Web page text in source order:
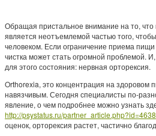
Обращая пристальное внимание на то,
является неотъемлемой частью того,
человеком. Если ограничение приема
чистка может стать огромной проблемой.
для этого состояния: нервная орторексия.
Orthorexia, это концентрация на здоровом
навязчивым. Сегодня специалисты по-
явление, о чем подробнее можно узнать
http://psystatus.ru/partner_article.php?id=4638
оценок, орторексия растет, частично